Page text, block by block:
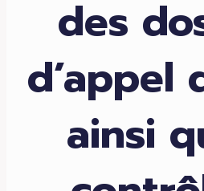
des
d’appel
ainsi